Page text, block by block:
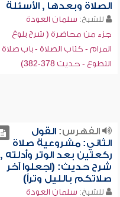
الصلاة وبعدها , الأسئلة
للشيخ: سلمان العودة
جزء من محاضرة ( شرح بلوغ
المرام - كتاب الصلاة - باب صلاة
التطوع - حديث 378-382)
الفهرس:القول
الثاني: مشروعية صلاة
ركعتين بعد الوتر وأدلته ,
شرح حديث: (اجعلوا آخر
صلاتكم بالليل وتراً)
للشيخ: سلمان العودة